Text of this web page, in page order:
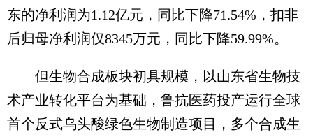
东的净利润为1.12亿元，同比下降71.54%，扣非
后归母净利润仅8345万元，同比下降59.99%。
但生物合成板块初具规模，以山东省生物技
术产业转化平台为基础，鲁抗医药投产运行全球
首个反式乌头酸绿色生物制造项目，多个合成生